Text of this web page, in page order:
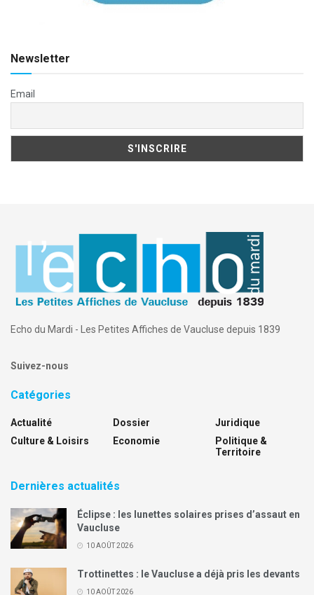
Newsletter
Email
Echo du Mardi - Les Petites Affiches de Vaucluse depuis 1839
Suivez-nous
Catégories
Actualité
Culture & Loisirs
Dossier
Economie
Juridique
Politique &
Territoire
Dernières actualités
Éclipse : les lunettes solaires prises d’assaut en
Vaucluse
10 AOÛT 2026
Trottinettes : le Vaucluse a déjà pris les devants
10 AOÛT 2026